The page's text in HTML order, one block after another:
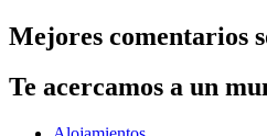
Mejores comentarios
Te acercamos a un